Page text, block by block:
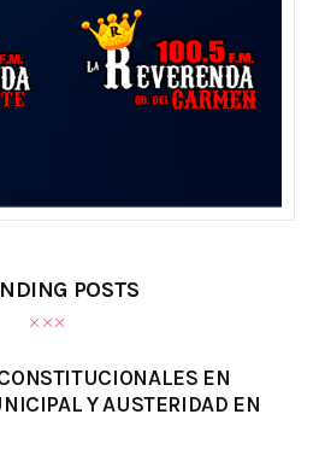
POSTS
EN
Y AUSTERIDAD EN